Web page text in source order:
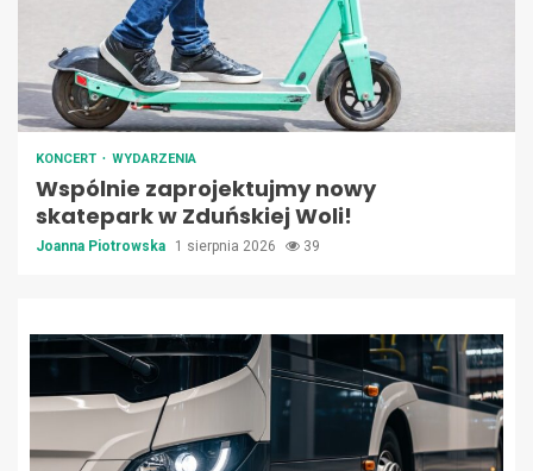
KONCERT WYDARZENIA
Wspólnie zaprojektujmy nowy
skatepark w Zduńskiej Woli!
Joanna Piotrowska 1 sierpnia 2026 39